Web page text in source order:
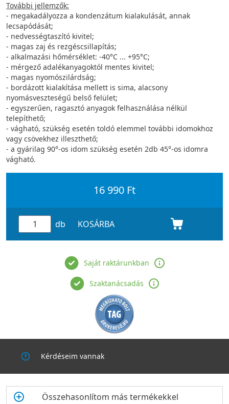
További jellemzők:
- megakadályozza a kondenzátum kialakulását, annak
lecsapódását;
- nedvességtaszító kivitel;
- magas zaj és rezgéscsillapítás;
- alkalmazási hőmérséklet: -40°C ... +95°C;
- mérgező adalékanyagoktól mentes kivitel;
- magas nyomószilárdság;
- bordázott kialakítása mellett is sima, alacsony
nyomásveszteségű belső felület;
- egyszerűen, ragasztó anyagok felhasználása nélkül
telepíthető;
- vágható, szükség esetén toldó elemmel további idomokhoz
vagy csövekhez illeszthető;
- a gyárilag 90°-os idom szükség esetén 2db 45°-os idomra
vágható.
16 990 Ft
db KOSÁRBA
Saját raktárunkban
Szaktanácsadás
Kérdéseim vannak
Összehasonlítom más termékekkel